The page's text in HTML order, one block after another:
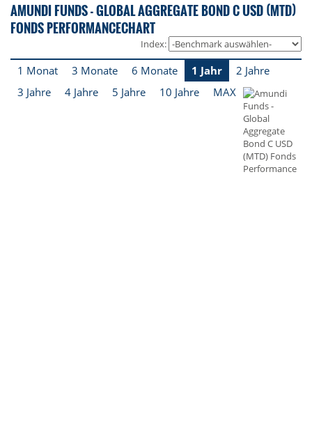
AMUNDI FUNDS - GLOBAL AGGREGATE BOND C USD (MTD)
FONDS PERFORMANCECHART
Index:
1 Monat 3 Monate 6 Monate 1 Jahr
2 Jahre
3 Jahre
4 Jahre 5 Jahre 10 Jahre MAX